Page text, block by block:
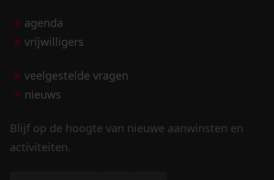
agenda
vrijwilligers
veelgestelde vragen
nieuws
Blijf op de hoogte van nieuwe aanwinsten en
activiteiten.